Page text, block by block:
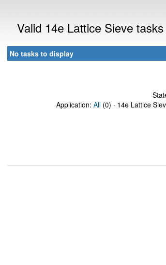
Valid 14e Lattice Sieve
No tasks to display
Application: All (0) · 14e Lattice